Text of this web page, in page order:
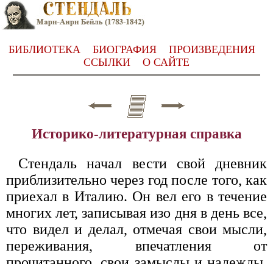
БИБЛИОТЕКА БИОГРАФИЯ
ПРОИЗВЕДЕНИЯ
ССЫЛКИ
О САЙТЕ
Историко-литературная справка
Стендаль начал вести свой дневник
приблизительно через год после того, как
приехал в Италию. Он вел его в течение
многих лет, записывая изо дня в день все,
что видел и делал, отмечая свои мысли,
переживания, впечатления от